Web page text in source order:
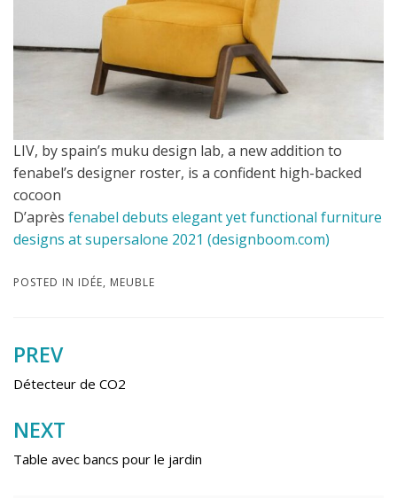
LIV, by spain’s muku design lab, a new addition to
fenabel’s designer roster, is a confident high-backed
cocoon
D’après fenabel debuts elegant yet functional furniture
designs at supersalone 2021 (designboom.com)
POSTED IN IDÉE, MEUBLE
Navigation
de
l’article
PREV
Détecteur de CO2
NEXT
Table avec bancs pour le jardin